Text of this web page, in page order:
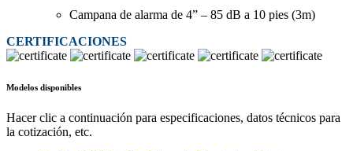
Campana de alarma de 4” – 85 dB a 10 pies (3m)
CERTIFICACIONES
Modelos disponibles
Hacer clic a continuación para especificaciones, datos técnicos para
la cotización, etc.